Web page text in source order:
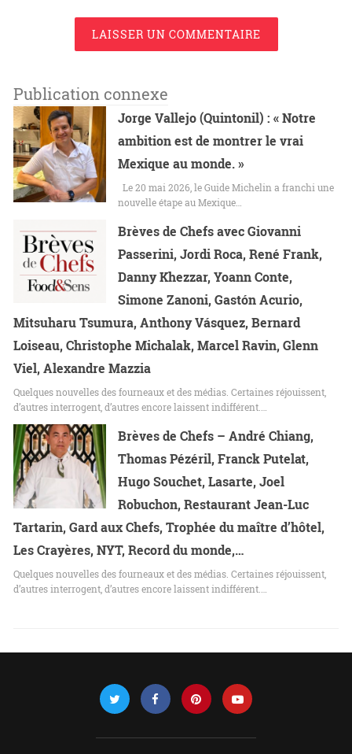
LAISSER UN COMMENTAIRE
Publication connexe
Jorge Vallejo (Quintonil) : « Notre
ambition est de montrer le vrai
Mexique au monde. »
Le 20 mai 2026, le Guide Michelin a franchi une
nouvelle étape au Mexique…
Brèves de Chefs avec Giovanni
Passerini, Jordi Roca, René Frank,
Danny Khezzar, Yoann Conte,
Simone Zanoni, Gastón Acurio,
Mitsuharu Tsumura, Anthony Vásquez, Bernard
Loiseau, Christophe Michalak, Marcel Ravin, Glenn
Viel, Alexandre Mazzia
Quelques nouvelles des fourneaux et des médias. Certaines réjouissent,
d’autres interrogent, d’autres encore laissent indifférent.…
Brèves de Chefs – André Chiang,
Thomas Pézéril, Franck Putelat,
Hugo Souchet, Lasarte, Joel
Robuchon, Restaurant Jean-Luc
Tartarin, Gard aux Chefs, Trophée du maître d’hôtel,
Les Crayères, NYT, Record du monde,…
Quelques nouvelles des fourneaux et des médias. Certaines réjouissent,
d’autres interrogent, d’autres encore laissent indifférent.…